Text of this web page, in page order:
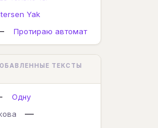
Yak
Протираю автомат
ТЕКСТЫ
Одну
—